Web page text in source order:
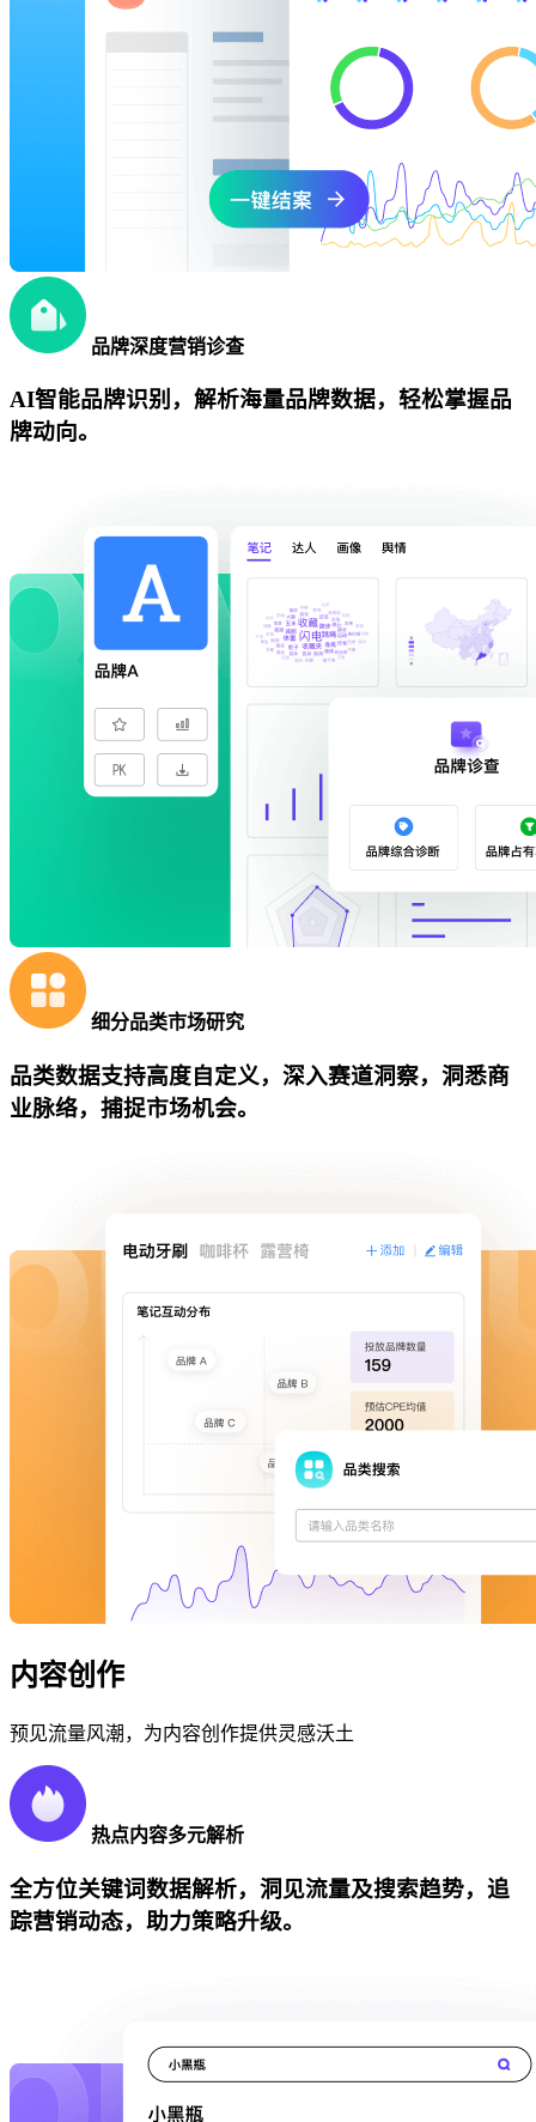
品牌深度营销诊查
AI智能品牌识别，解析海量品牌数据，轻松掌握品
牌动向。
细分品类市场研究
品类数据支持高度自定义，深入赛道洞察，洞悉商
业脉络，捕捉市场机会。
内容创作
预见流量风潮，为内容创作提供灵感沃土
热点内容多元解析
全方位关键词数据解析，洞见流量及搜索趋势，追
踪营销动态，助力策略升级。